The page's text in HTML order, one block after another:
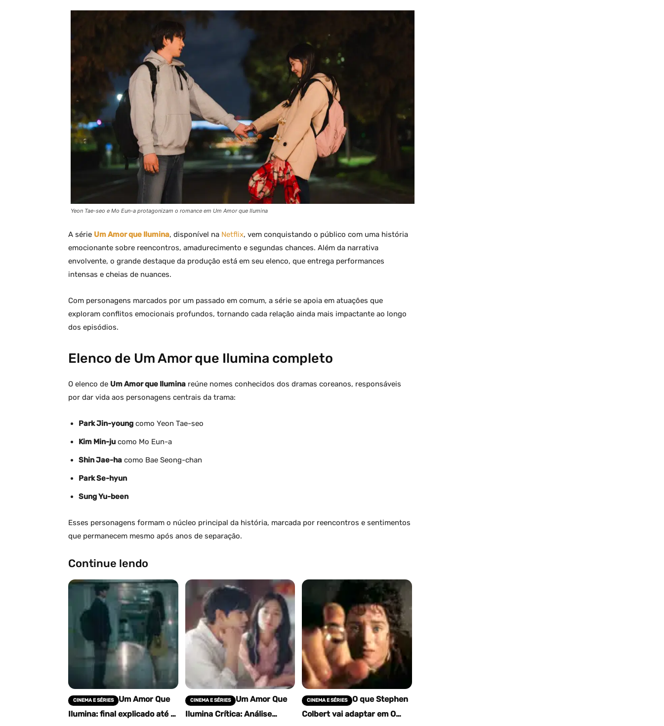
Yeon Tae-seo e Mo Eun-a protagonizam o romance em Um Amor que Ilumina
A série Um Amor que Ilumina, disponível na Netflix, vem conquistando o público com uma história
emocionante sobre reencontros, amadurecimento e segundas chances. Além da narrativa
envolvente, o grande destaque da produção está em seu elenco, que entrega performances
intensas e cheias de nuances.
Com personagens marcados por um passado em comum, a série se apoia em atuações que
exploram conflitos emocionais profundos, tornando cada relação ainda mais impactante ao longo
dos episódios.
Elenco de Um Amor que Ilumina completo
O elenco de Um Amor que Ilumina reúne nomes conhecidos dos dramas coreanos, responsáveis
por dar vida aos personagens centrais da trama:
Park Jin-young como Yeon Tae-seo
Kim Min-ju como Mo Eun-a
Shin Jae-ha como Bae Seong-chan
Park Se-hyun
Sung Yu-been
Esses personagens formam o núcleo principal da história, marcada por reencontros e sentimentos
que permanecem mesmo após anos de separação.
Continue lendo
CINEMA E SÉRIES
Um Amor Que
Ilumina: final explicado até o
CINEMA E SÉRIES
Um Amor Que
Ilumina Crítica: Análise
CINEMA E SÉRIES
O que Stephen
Colbert vai adaptar em O